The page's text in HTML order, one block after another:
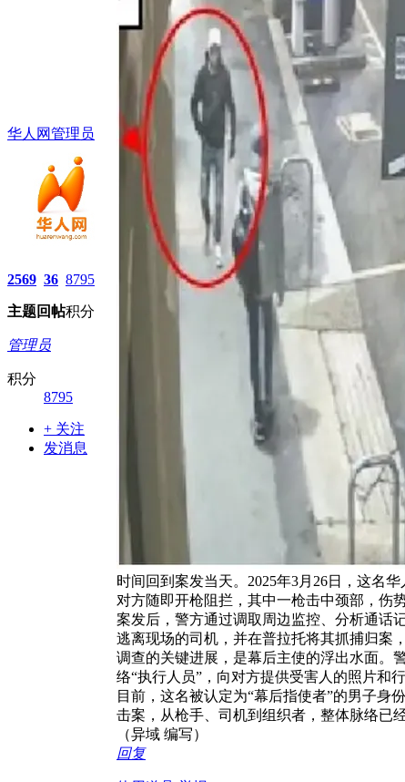
华人网管理员
2569
主题
36
回帖
8795
积分
管理员
积分
8795
+ 关注
发消息
时间回到案发当天。2025年3月26日，这名
对方随即开枪阻拦，其中一枪击中颈部，伤
案发后，警方通过调取周边监控、分析通话
逃离现场的司机，并在普拉托将其抓捕归案
调查的关键进展，是幕后主使的浮出水面。
络“执行人员”，向对方提供受害人的照片和
目前，这名被认定为“幕后指使者”的男子
击案，从枪手、司机到组织者，整体脉络已
（异域 编写）
回复